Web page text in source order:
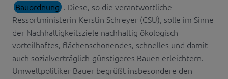
Bauordnung . Diese, so die verantwortliche
Ressortministerin Kerstin Schreyer (CSU), solle im Sinne
der Nachhaltigkeitsziele nachhaltig ökologisch
vorteilhaftes, flächenschonendes, schnelles und damit
auch sozialverträglich-günstigeres Bauen erleichtern.
Umweltpolitiker Bauer begrüßt insbesondere den